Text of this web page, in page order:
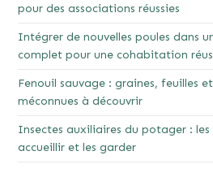
pour des associations réussies
Intégrer de nouvelles poules dans
complet pour une cohabitation
Fenouil sauvage : graines, feuilles
méconnues à découvrir
Insectes auxiliaires du potager : les
accueillir et les garder